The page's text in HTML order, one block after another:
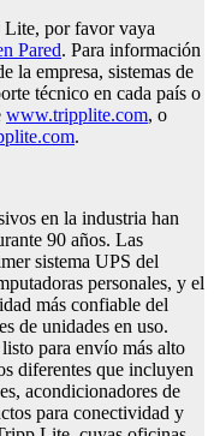
Lite, por favor vaya
Pared. Para información
la empresa, sistemas de
técnico en cada país o
www.tripplite.com, o
.
en la industria han
90 años. Las
sistema UPS del
personales, y el
más confiable del
de unidades en uso.
para envío más alto
diferentes que incluyen
acondicionadores de
para conectividad y